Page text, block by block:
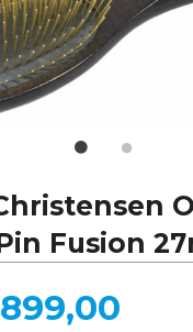
Fusion
899,00